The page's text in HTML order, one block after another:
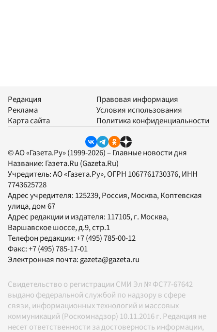
Редакция
Реклама
Карта сайта
Правовая информация
Условия использования
Политика конфиденциальности
© АО «Газета.Ру» (1999-2026) – Главные новости дня
Название: Газета.Ru (Gazeta.Ru)
Учредитель:АО «Газета.Ру», ОГРН 1067761730376, ИНН
7743625728
Адрес учредителя: 125239, Россия, Москва, Коптевская
улица, дом 67
Адрес редакции и издателя: 117105, г. Москва,
Варшавское шоссе, д.9, стр.1
Телефон редакции:+7 (495) 785-00-12
Факс:+7 (495) 785-17-01
Электронная почта:gazeta@gazeta.ru
Свидетельство о регистрации СМИ Эл № ФС77-67642
выдано федеральной службой по надзору в сфере
связи, информационных технологий и массовых
коммуникаций (Роскомнадзор) 10.11.2016 г. Редакция не
несет ответственности за достоверность информации,